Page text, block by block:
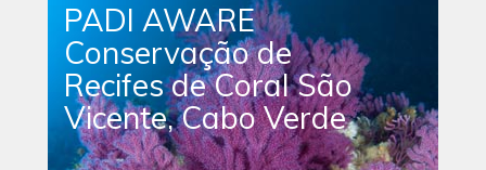
PADI AWARE
Conservação de
Recifes de Coral São
Vicente, Cabo Verde